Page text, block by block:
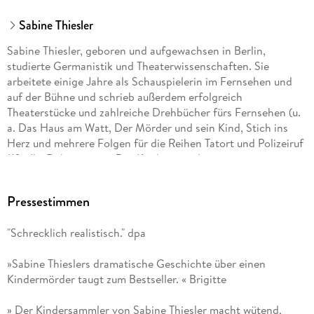
Sabine Thiesler
Sabine Thiesler, geboren und aufgewachsen in Berlin,
studierte Germanistik und Theaterwissenschaften. Sie
arbeitete einige Jahre als Schauspielerin im Fernsehen und
auf der Bühne und schrieb außerdem erfolgreich
Theaterstücke und zahlreiche Drehbücher fürs Fernsehen (u.
a. Das Haus am Watt, Der Mörder und sein Kind, Stich ins
Herz und mehrere Folgen für die Reihen Tatort und Polizeiruf
110). Ihr Debütroman »Der Kindersammler« war ein
Pressestimmen
"Schrecklich realistisch." dpa
»Sabine Thieslers dramatische Geschichte über einen
Kindermörder taugt zum Bestseller. « Brigitte
» Der Kindersammler von Sabine Thiesler macht wütend,